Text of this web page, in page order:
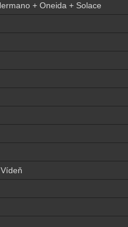
+ Oneida + Solace